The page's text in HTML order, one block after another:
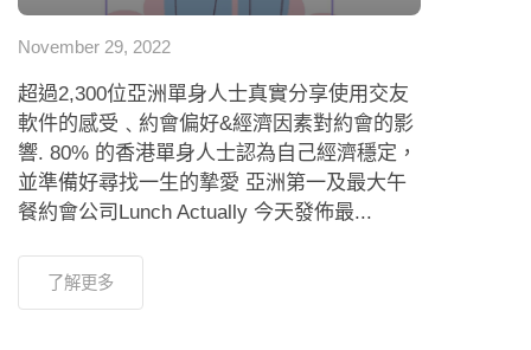
November 29, 2022
超過2,300位亞洲單身人士真實分享使用交友
軟件的感受﹑約會偏好&經濟因素對約會的影
響. 80% 的香港單身人士認為自己經濟穩定，
並準備好尋找一生的摯愛 亞洲第一及最大午
餐約會公司Lunch Actually 今天發佈最...
了解更多